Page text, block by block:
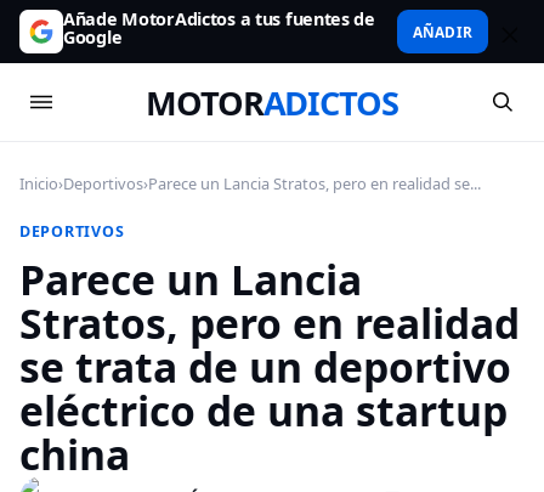
Añade MotorAdictos a tus fuentes de
Google AÑADIR
MOTORADICTOS
Inicio›Deportivos›Parece un Lancia Stratos, pero en realidad se...
DEPORTIVOS
Parece un Lancia
Stratos, pero en realidad
se trata de un deportivo
eléctrico de una startup
china